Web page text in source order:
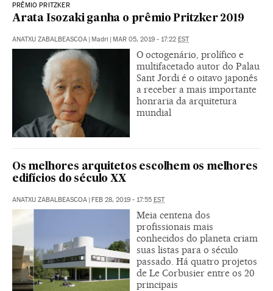
PRÊMIO PRITZKER
Arata Isozaki ganha o prêmio Pritzker 2019
ANATXU ZABALBEASCOA | Madri | MAR 05, 2019 - 17:22 EST
O octogenário, prolífico e
multifacetado autor do Palau
Sant Jordi é o oitavo japonês
a receber a mais importante
honraria da arquitetura
mundial
Os melhores arquitetos escolhem os melhores
edifícios do século XX
ANATXU ZABALBEASCOA | FEB 28, 2019 - 17:55 EST
Meia centena dos
profissionais mais
conhecidos do planeta criam
suas listas para o século
passado. Há quatro projetos
de Le Corbusier entre os 20
principais